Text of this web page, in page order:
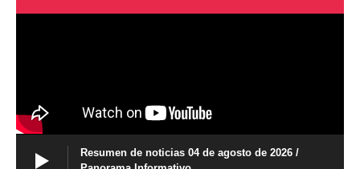
Resumen de noticias 04 de agosto de 2026 /